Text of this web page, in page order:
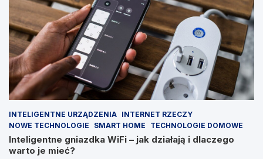
INTELIGENTNE URZĄDZENIA INTERNET RZECZY
NOWE TECHNOLOGIE
SMART HOME TECHNOLOGIE DOMOWE
Inteligentne gniazdka WiFi – jak działają i dlaczego
warto je mieć?